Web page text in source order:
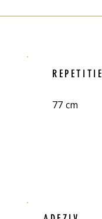
REPETITIE
77 cm